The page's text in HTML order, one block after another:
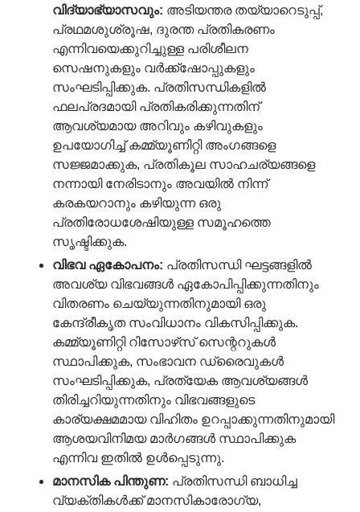
വിദ്യാഭ്യാസവും: അടിയന്തര തയ്യാറെടുപ്പ്,
പ്രഥമശുശ്രൂഷ, ദുരന്ത പ്രതികരണം
എന്നിവയെക്കുറിച്ചുള്ള പരിശീലന
സെഷനുകളും വർക്ക്‌ഷോപ്പുകളും
സംഘടിപ്പിക്കുക. പ്രതിസന്ധികളിൽ
ഫലപ്രദമായി പ്രതികരിക്കുന്നതിന്
ആവശ്യമായ അറിവും കഴിവുകളും
ഉപയോഗിച്ച് കമ്മ്യൂണിറ്റി അംഗങ്ങളെ
സജ്ജമാക്കുക, പ്രതികൂല സാഹചര്യങ്ങളെ
നന്നായി നേരിടാനും അവയിൽ നിന്ന്
കരകയറാനും കഴിയുന്ന ഒരു
പ്രതിരോധശേഷിയുള്ള സമൂഹത്തെ
സൃഷ്ടിക്കുക.
വിഭവ ഏകോപനം: പ്രതിസന്ധി ഘട്ടങ്ങളിൽ
അവശ്യ വിഭവങ്ങൾ ഏകോപിപ്പിക്കുന്നതിനും
വിതരണം ചെയ്യുന്നതിനുമായി ഒരു
കേന്ദ്രീകൃത സംവിധാനം വികസിപ്പിക്കുക.
കമ്മ്യൂണിറ്റി റിസോഴ്‌സ് സെന്ററുകൾ
സ്ഥാപിക്കുക, സംഭാവന ഡ്രൈവുകൾ
സംഘടിപ്പിക്കുക, പ്രത്യേക ആവശ്യങ്ങൾ
തിരിച്ചറിയുന്നതിനും വിഭവങ്ങളുടെ
കാര്യക്ഷമമായ വിഹിതം ഉറപ്പാക്കുന്നതിനുമായി
ആശയവിനിമയ മാർഗങ്ങൾ സ്ഥാപിക്കുക
എന്നിവ ഇതിൽ ഉൾപ്പെടുന്നു.
മാനസിക പിന്തുണ: പ്രതിസന്ധി ബാധിച്ച
വ്യക്തികൾക്ക് മാനസികാരോഗ്യ,